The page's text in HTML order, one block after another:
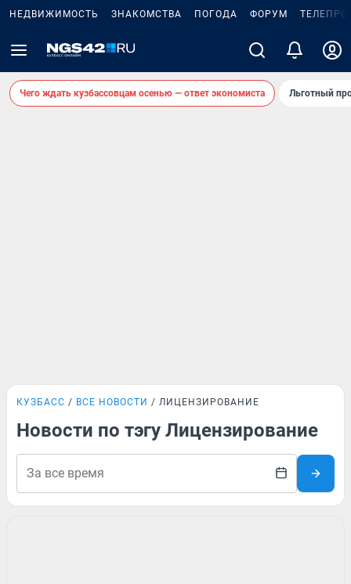
НЕДВИЖИМОСТЬ ЗНАКОМСТВА ПОГОДА ФОРУМ
Чего ждать кузбассовцам осенью — ответ экономиста Льготный
КУЗБАСС ВСЕ НОВОСТИ ЛИЦЕНЗИРОВАНИЕ
Новости по тэгу Лицензирование